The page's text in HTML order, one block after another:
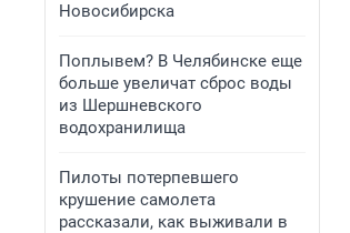
Новосибирска
Поплывем? В Челябинске еще
больше увеличат сброс воды
из Шершневского
водохранилища
Пилоты потерпевшего
крушение самолета
рассказали, как выживали в